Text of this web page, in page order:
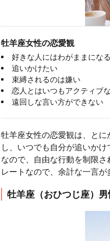
牡羊座女性の恋愛観
好きな人にはわがままになる
追いかけたい
束縛されるのは嫌い
恋人とはいつもアクティブ
遠回しな言い方ができない
牡羊座女性の恋愛観は、と
し、いつでも自分が追いか
なので、自由な行動を制限
レートなので、余計な一言が
牡羊座（おひつじ座）